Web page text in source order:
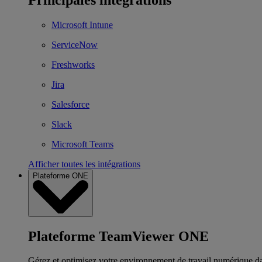
Microsoft Intune
ServiceNow
Freshworks
Jira
Salesforce
Slack
Microsoft Teams
Afficher toutes les intégrations
Plateforme ONE
Plateforme TeamViewer ONE